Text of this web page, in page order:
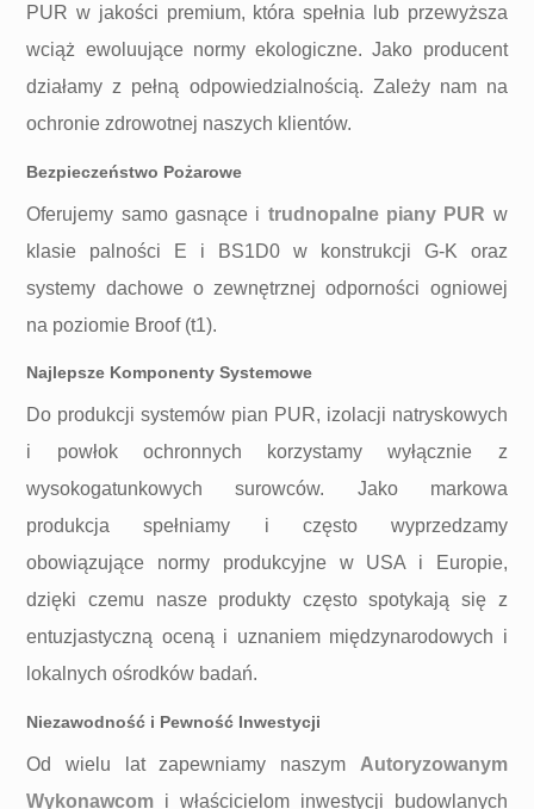
PUR w jakości premium, która spełnia lub przewyższa
wciąż ewoluujące normy ekologiczne. Jako producent
działamy z pełną odpowiedzialnością. Zależy nam na
ochronie zdrowotnej naszych klientów.
Bezpieczeństwo Pożarowe
Oferujemy samo gasnące i trudnopalne piany PUR w
klasie palności E i BS1D0 w konstrukcji G-K oraz
systemy dachowe o zewnętrznej odporności ogniowej
na poziomie Broof (t1).
Najlepsze Komponenty Systemowe
Do produkcji systemów pian PUR, izolacji natryskowych
i powłok ochronnych korzystamy wyłącznie z
wysokogatunkowych surowców. Jako markowa
produkcja spełniamy i często wyprzedzamy
obowiązujące normy produkcyjne w USA i Europie,
dzięki czemu nasze produkty często spotykają się z
entuzjastyczną oceną i uznaniem międzynarodowych i
lokalnych ośrodków badań.
Niezawodność i Pewność Inwestycji
Od wielu lat zapewniamy naszym Autoryzowanym
Wykonawcom i właścicielom inwestycji budowlanych